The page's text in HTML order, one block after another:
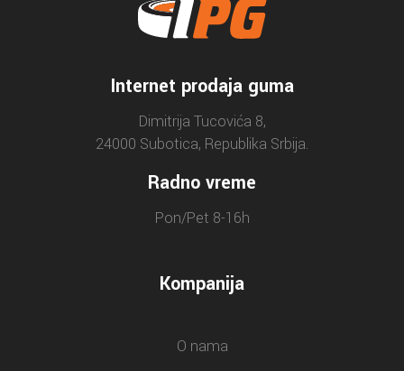
Internet prodaja guma
Dimitrija Tucovića 8,
24000 Subotica, Republika Srbija.
Radno vreme
Pon/Pet 8-16h
Kompanija
O nama